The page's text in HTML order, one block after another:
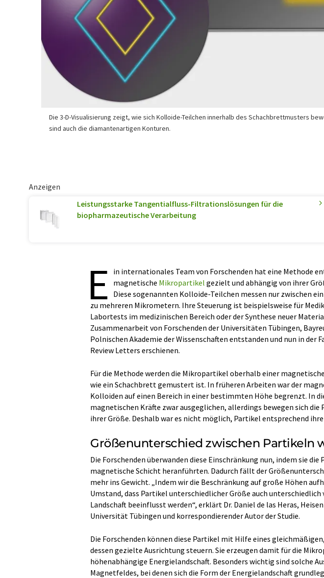
Die 3-D-Visualisierung zeigt, wie sich Kolloide-Teilchen innerhalb des Schachbrettmusters
sind auch die diamantenartigen Konturen.
Anzeigen
Leistungsstarke Tangentialfluss-Filtrationslösungen für die
biopharmazeutische Verarbeitung
E
in internationales Team von Forschenden hat eine Methode
magnetische Mikropartikel gezielt und abhängig von ihrer
Diese sogenannten Kolloide-Teilchen messen nur zwischen
zu mehreren Mikrometern. Ihre Steuerung ist beispielsweise für
Labortests im medizinischen Bereich oder der Synthese neuer
Zusammenarbeit von Forschenden der Universitäten Tübingen,
Polnischen Akademie der Wissenschaften entstanden und nun in der
Review Letters erschienen.
Für die Methode werden die Mikropartikel oberhalb einer
wie ein Schachbrett gemustert ist. In früheren Arbeiten war der
Kolloiden auf einen Bereich in einer bestimmten Höhe begrenzt. In
magnetischen Kräfte zwar ausgeglichen, allerdings bewegen sich die
ihrer Größe. Deshalb war es nicht möglich, Partikel entsprechend
Größenunterschied zwischen Partikeln
Die Forschenden überwanden diese Einschränkung nun, indem sie die
magnetische Schicht heranführten. Dadurch fällt der
mehr ins Gewicht. „Indem wir die Beschränkung auf große Höhen
Umstand, dass Partikel unterschiedlicher Größe auch unterschiedlich
Landschaft beeinflusst werden“, erklärt Dr. Daniel de las Heras,
Universität Tübingen und korrespondierender Autor der Studie.
Die Forschenden können diese Partikel mit Hilfe eines
dessen gezielte Ausrichtung steuern. Sie erzeugen damit für die
höhenabhängige Energielandschaft. Besonders wichtig sind solche
Magnetfeldes, bei denen sich die Form der Energielandschaft